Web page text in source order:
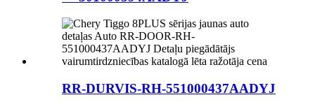
RR-DURVIS-RH-551000437AADYJ